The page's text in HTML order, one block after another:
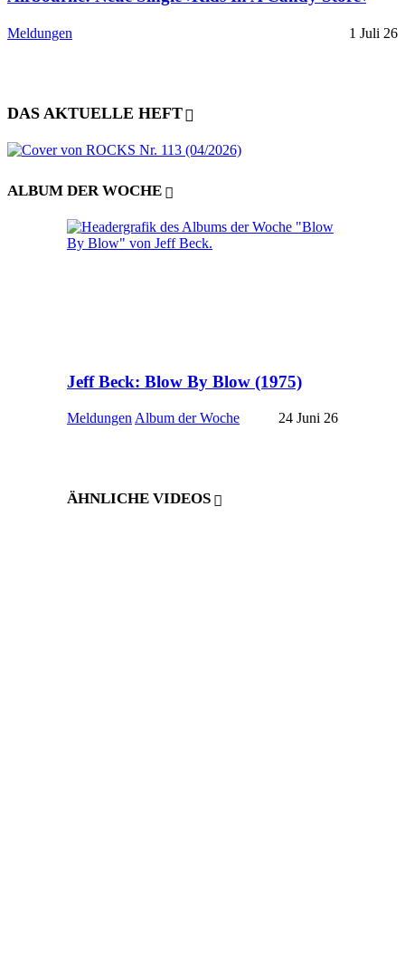
Meldungen 1 Juli 26
DAS AKTUELLE HEFT
ALBUM DER WOCHE
Jeff Beck: Blow By Blow (1975)
Meldungen Album der Woche 24 Juni 26
ÄHNLICHE VIDEOS